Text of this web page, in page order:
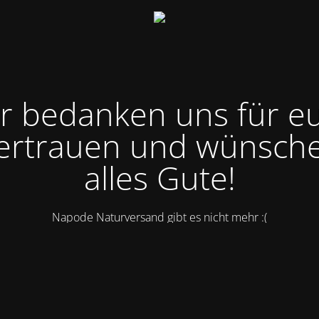
bedanken uns für
und
alles Gute!
Napode Naturversand gibt es nicht mehr :(